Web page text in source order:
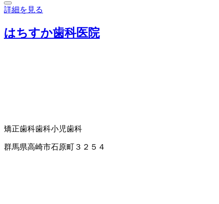
詳細を見る
はちすか歯科医院
矯正歯科歯科小児歯科
群馬県高崎市石原町３２５４